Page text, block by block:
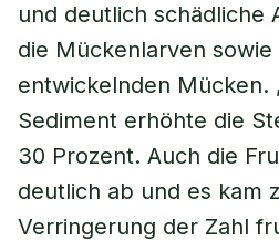
und deutlich schädliche
die Mückenlarven sowie
entwickelnden Mücken.
Sediment erhöhte die
30 Prozent. Auch die
deutlich ab und es kam
Verringerung der Zahl